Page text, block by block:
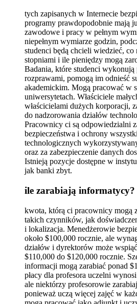
tych zapisanych w Internecie
programy prawdopodobnie mają
zawodowe i pracy w pełnym
niepełnym wymiarze godzin,
studenci będą chcieli wiedzieć,
stopniami i ile pieniędzy mogą
Badania, które studenci wykonują
rozprawami, pomogą im odnieść
akademickim. Mogą pracować w
uniwersytetach. Właściciele
właścicielami dużych korporacji,
do nadzorowania działów
Pracownicy ci są odpowiedzialni
bezpieczeństwa i ochrony
technologicznych
oraz za zabezpieczenie danych
Istnieją pozycje dostępne w
jak banki zbyt.
ile zarabiają informatycy?
kwota, którą ci pracownicy mogą
takich czynników, jak
i lokalizacja. Menedżerowie
około $100,000 rocznie, ale
działów i dyrektorów może
$110,000 do $120,000 rocznie.
informacji mogą zarabiać ponad
płacy dla profesora uczelni
ale niektórzy profesorowie
ponieważ uczą więcej zajęć w